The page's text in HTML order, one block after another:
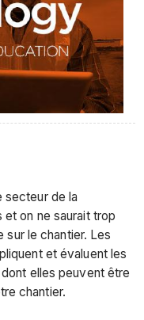
secteur de la
on ne saurait trop
sur le chantier. Les
et évaluent les
elles peuvent être
chantier.